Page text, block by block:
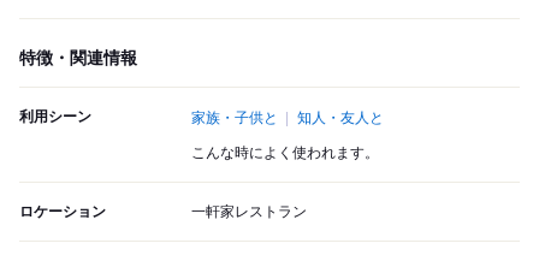
特徴・関連情報
利用シーン 家族・子供と 知人・友人と
こんな時によく使われます。
ロケーション 一軒家レストラン